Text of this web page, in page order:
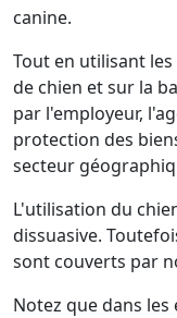
canine.
Tout en utilisant
de chien et sur la
par l'employeur,
protection des
secteur
L'utilisation du
dissuasive.
sont couverts par
Notez que dans